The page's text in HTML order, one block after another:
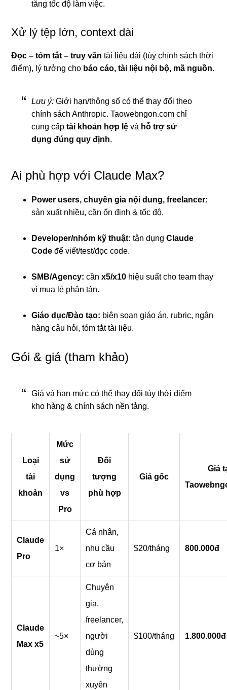
tăng tốc độ làm việc.
Xử lý tệp lớn, context dài
Đọc – tóm tắt – truy vấn tài liệu dài (tùy chính sách thời
điểm), lý tưởng cho báo cáo, tài liệu nội bộ, mã nguồn.
Lưu ý: Giới hạn/thông số có thể thay đổi theo
chính sách Anthropic. Taowebngon.com chỉ
cung cấptài khoản hợp lệ và hỗ trợ sử
dụng đúng quy định.
Ai phù hợp với Claude Max?
Power users, chuyên gia nội dung, freelancer:
sản xuất nhiều, cần ổn định & tốc độ.
Developer/nhóm kỹ thuật: tận dụngClaude
Code để viết/test/đọc code.
SMB/Agency: cầnx5/x10 hiệu suất cho team thay
vì mua lẻ phân tán.
Giáo dục/Đào tạo: biên soạn giáo án, rubric, ngân
hàng câu hỏi, tóm tắt tài liệu.
Gói & giá (tham khảo)
Giá và hạn mức có thể thay đổi tùy thời điểm
kho hàng & chính sách nền tảng.
Loại
tài
khoản
Mức
sử
dụng
vs
Pro
Đối
tượng
phù hợp
Giá gốc
Giá
Claude
Pro
1×
Cá nhân,
nhu cầu
cơ bản
$20/tháng 800.000đ
Claude
Max x5
~5×
Chuyên
gia,
freelancer,
người
dùng
thường
xuyên
$100/tháng 1.800.000đ